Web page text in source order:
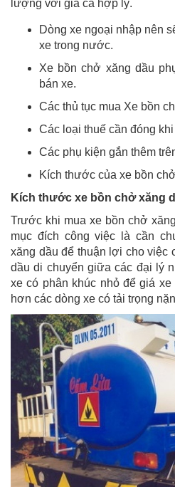
lượng với giá cả hợp lý.
Dòng xe ngoại nhập nên
xe trong nước.
Xe bồn chở xăng dầu
bán xe.
Các thủ tục mua Xe bồn
Các loại thuế cần đóng
Các phụ kiện gắn thêm
Kích thước của xe bồn
Kích thước xe bồn chở xăng
Trước khi mua xe bồn chở
mục đích công việc là cần
xăng dầu để thuận lợi cho việc
dầu di chuyển giữa các đại lý
xe có phân khúc nhỏ để giá
hơn các dòng xe có tải trọng